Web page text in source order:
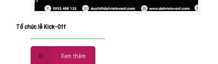
Tổ chức lễ Kick-Off
Xem thêm